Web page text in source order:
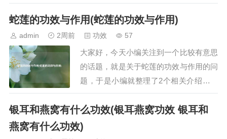
肝散的功效与作用的解答，让我们一起看
看吧。文章目录：舒肝散的功效与作用柴
胡舒肝散的功效与作用是什么一、舒肝散
的功效与作用舒肝散具有舒肝理气、散郁
调经的功效，主要用于治疗肝气不舒及肝
郁气滞引发的…
蛇莲的功效与作用(蛇莲的功效与作用)
admin 2周前 功效 57
大家好，今天小编关注到一个比较有意思
的话题，就是关于蛇莲的功效与作用的问
题，于是小编就整理了2个相关介绍蛇莲
的功效与作用的解答，让我们一起看看
吧。文章目录：蛇莲的功效与作用蛇莲的
功效与作用一、蛇莲的功效与作用蛇莲的
银耳和燕窝有什么功效(银耳燕窝功效 银耳和
燕窝有什么功效)